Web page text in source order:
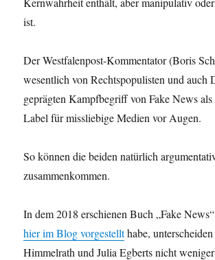
ist.
Der Westfalenpost-Kommentator (Boris
wesentlich von Rechtspopulisten und auch
geprägten Kampfbegriff von Fake News als
Label für missliebige Medien vor Augen.
So können die beiden natürlich
zusammenkommen.
In dem 2018 erschienen Buch „Fake
hier im Blog vorgestellthabe,
Himmelrath und Julia Egberts nicht